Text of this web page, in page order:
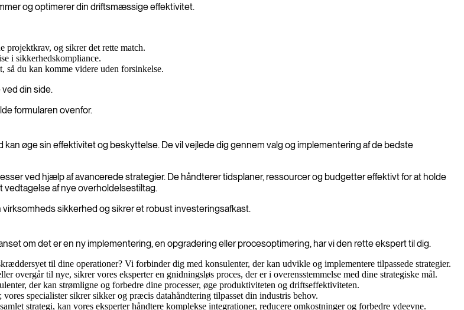
og optimerer din driftsmæssige effektivitet.
projektkrav, og sikrer det rette match.
i sikkerhedskompliance.
du kan komme videre uden forsinkelse.
din side.
formularen ovenfor.
øge sin effektivitet og beskyttelse. De vil vejlede dig gennem valg og implementering af de bedste
ved hjælp af avancerede strategier. De håndterer tidsplaner, ressourcer og budgetter effektivt for at holde
af nye overholdelsestiltag.
sikkerhed og sikrer et robust investeringsafkast.
om det er en ny implementering, en opgradering eller procesoptimering, har vi den rette ekspert til dig.
til dine operationer? Vi forbinder dig med konsulenter, der kan udvikle og implementere tilpassede strategier.
overgår til nye, sikrer vores eksperter en gnidningsløs proces, der er i overensstemmelse med dine strategiske mål.
der kan strømligne og forbedre dine processer, øge produktiviteten og driftseffektiviteten.
specialister sikrer sikker og præcis datahåndtering tilpasset din industris behov.
strategi, kan vores eksperter håndtere komplekse integrationer, reducere omkostninger og forbedre ydeevne.